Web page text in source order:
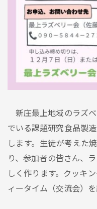
新庄最上地域のラズ
でいる課題研究食品製
します。生徒が考えた
り、参加者の皆さん、
しく作ります。クッキ
ィータイム（交流会）を